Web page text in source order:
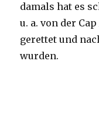
damals hat es
u. a. von der
gerettet und
wurden.